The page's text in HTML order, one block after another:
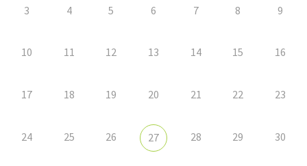
3 4 5 6 7 8 9
10 11 12 13 14 15 16
17 18 19 20 21 22 23
24 25 26 27 28 29 30